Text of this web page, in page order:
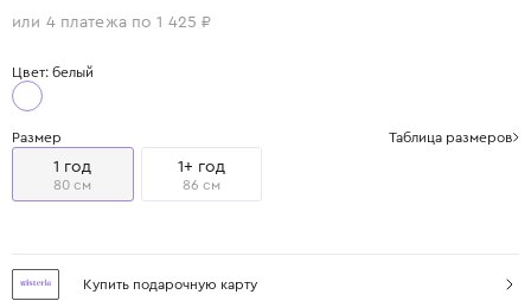
или 4 платежа по 1 425 ₽
Цвет: белый
Размер Таблица размеров
1 год
80 см
1+ год
86 см
Купить подарочную карту